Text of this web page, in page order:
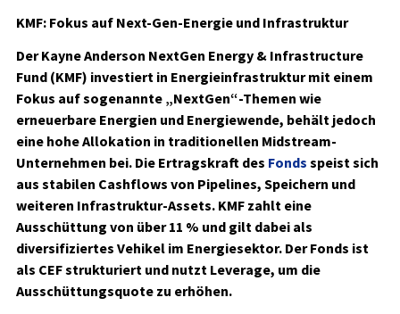
KMF: Fokus auf Next-Gen-Energie und Infrastruktur
Der Kayne Anderson NextGen Energy & Infrastructure
Fund (KMF) investiert in Energieinfrastruktur mit einem
Fokus auf sogenannte „NextGen“-Themen wie
erneuerbare Energien und Energiewende, behält jedoch
eine hohe Allokation in traditionellen Midstream-
Unternehmen bei. Die Ertragskraft des Fonds speist sich
aus stabilen Cashflows von Pipelines, Speichern und
weiteren Infrastruktur-Assets. KMF zahlt eine
Ausschüttung von über 11 % und gilt dabei als
diversifiziertes Vehikel im Energiesektor. Der Fonds ist
als CEF strukturiert und nutzt Leverage, um die
Ausschüttungsquote zu erhöhen.